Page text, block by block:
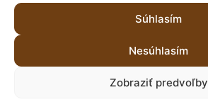
Súhlasím
Nesúhlasím
Zobraziť predvoľby